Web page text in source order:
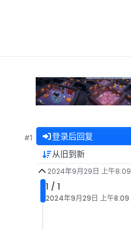
#1 登录后回复
从旧到新
2024年9月29日 上午8:09
1 / 1
2024年9月29日 上午8:09